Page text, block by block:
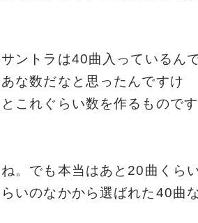
ントラは40曲入っているん
な数だなと思ったんですけ
これぐらい数を作るものです
。でも本当はあと20曲くら
いのなかから選ばれた40曲